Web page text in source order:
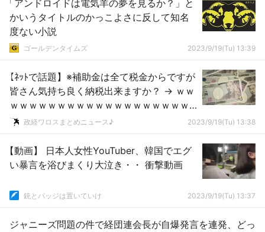
「アンドロイドは電気羊の夢を見るか？」と
かいうタイトルのかっこよさに反して知名
度ない小説
ゴールデンタイムズ 2023/9/19(Tu) 13:39
【ﾈｯﾄで話題】※補助金は全て税金からですが
皆さん気持ち良く納税出来ますか？ → ｗｗ
ｗｗｗｗｗｗｗｗｗｗｗｗｗｗｗｗｗｗｗ
ｗｗｗｗ
政経ワロスまとめニュース♪ 2023/9/19(Tu) 13:38
【動画】 日本人女性YouTuber、韓国でエグ
い暴言を浴びまくり大泣き・・ 衝撃動画
銃とバッジは置いていけ 2023/9/19(Tu) 13:37
ジャニーズ問題の件で経団連会長が自爆発言を連発、どっ